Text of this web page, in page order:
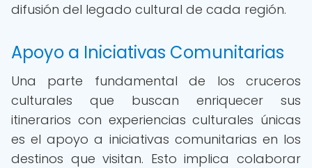
difusión del legado cultural de cada región.
Apoyo a Iniciativas Comunitarias
Una parte fundamental de los cruceros
culturales que buscan enriquecer sus
itinerarios con experiencias culturales únicas
es el apoyo a iniciativas comunitarias en los
destinos que visitan. Esto implica colaborar